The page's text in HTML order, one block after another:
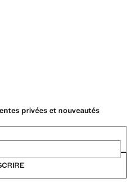
privées et nouveautés